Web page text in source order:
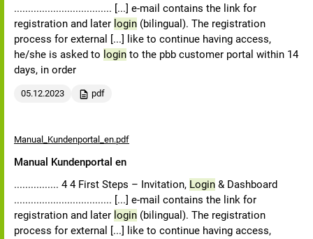
................................... [...] e-mail contains the link for
registration and later login (bilingual). The registration
process for external [...] like to continue having access,
he/she is asked to login to the pbb customer portal within 14
days, in order
05.12.2023 pdf
Manual_Kundenportal_en.pdf
Manual Kundenportal en
................ 4 4 First Steps – Invitation, Login & Dashboard
................................... [...] e-mail contains the link for
registration and later login (bilingual). The registration
process for external [...] like to continue having access,